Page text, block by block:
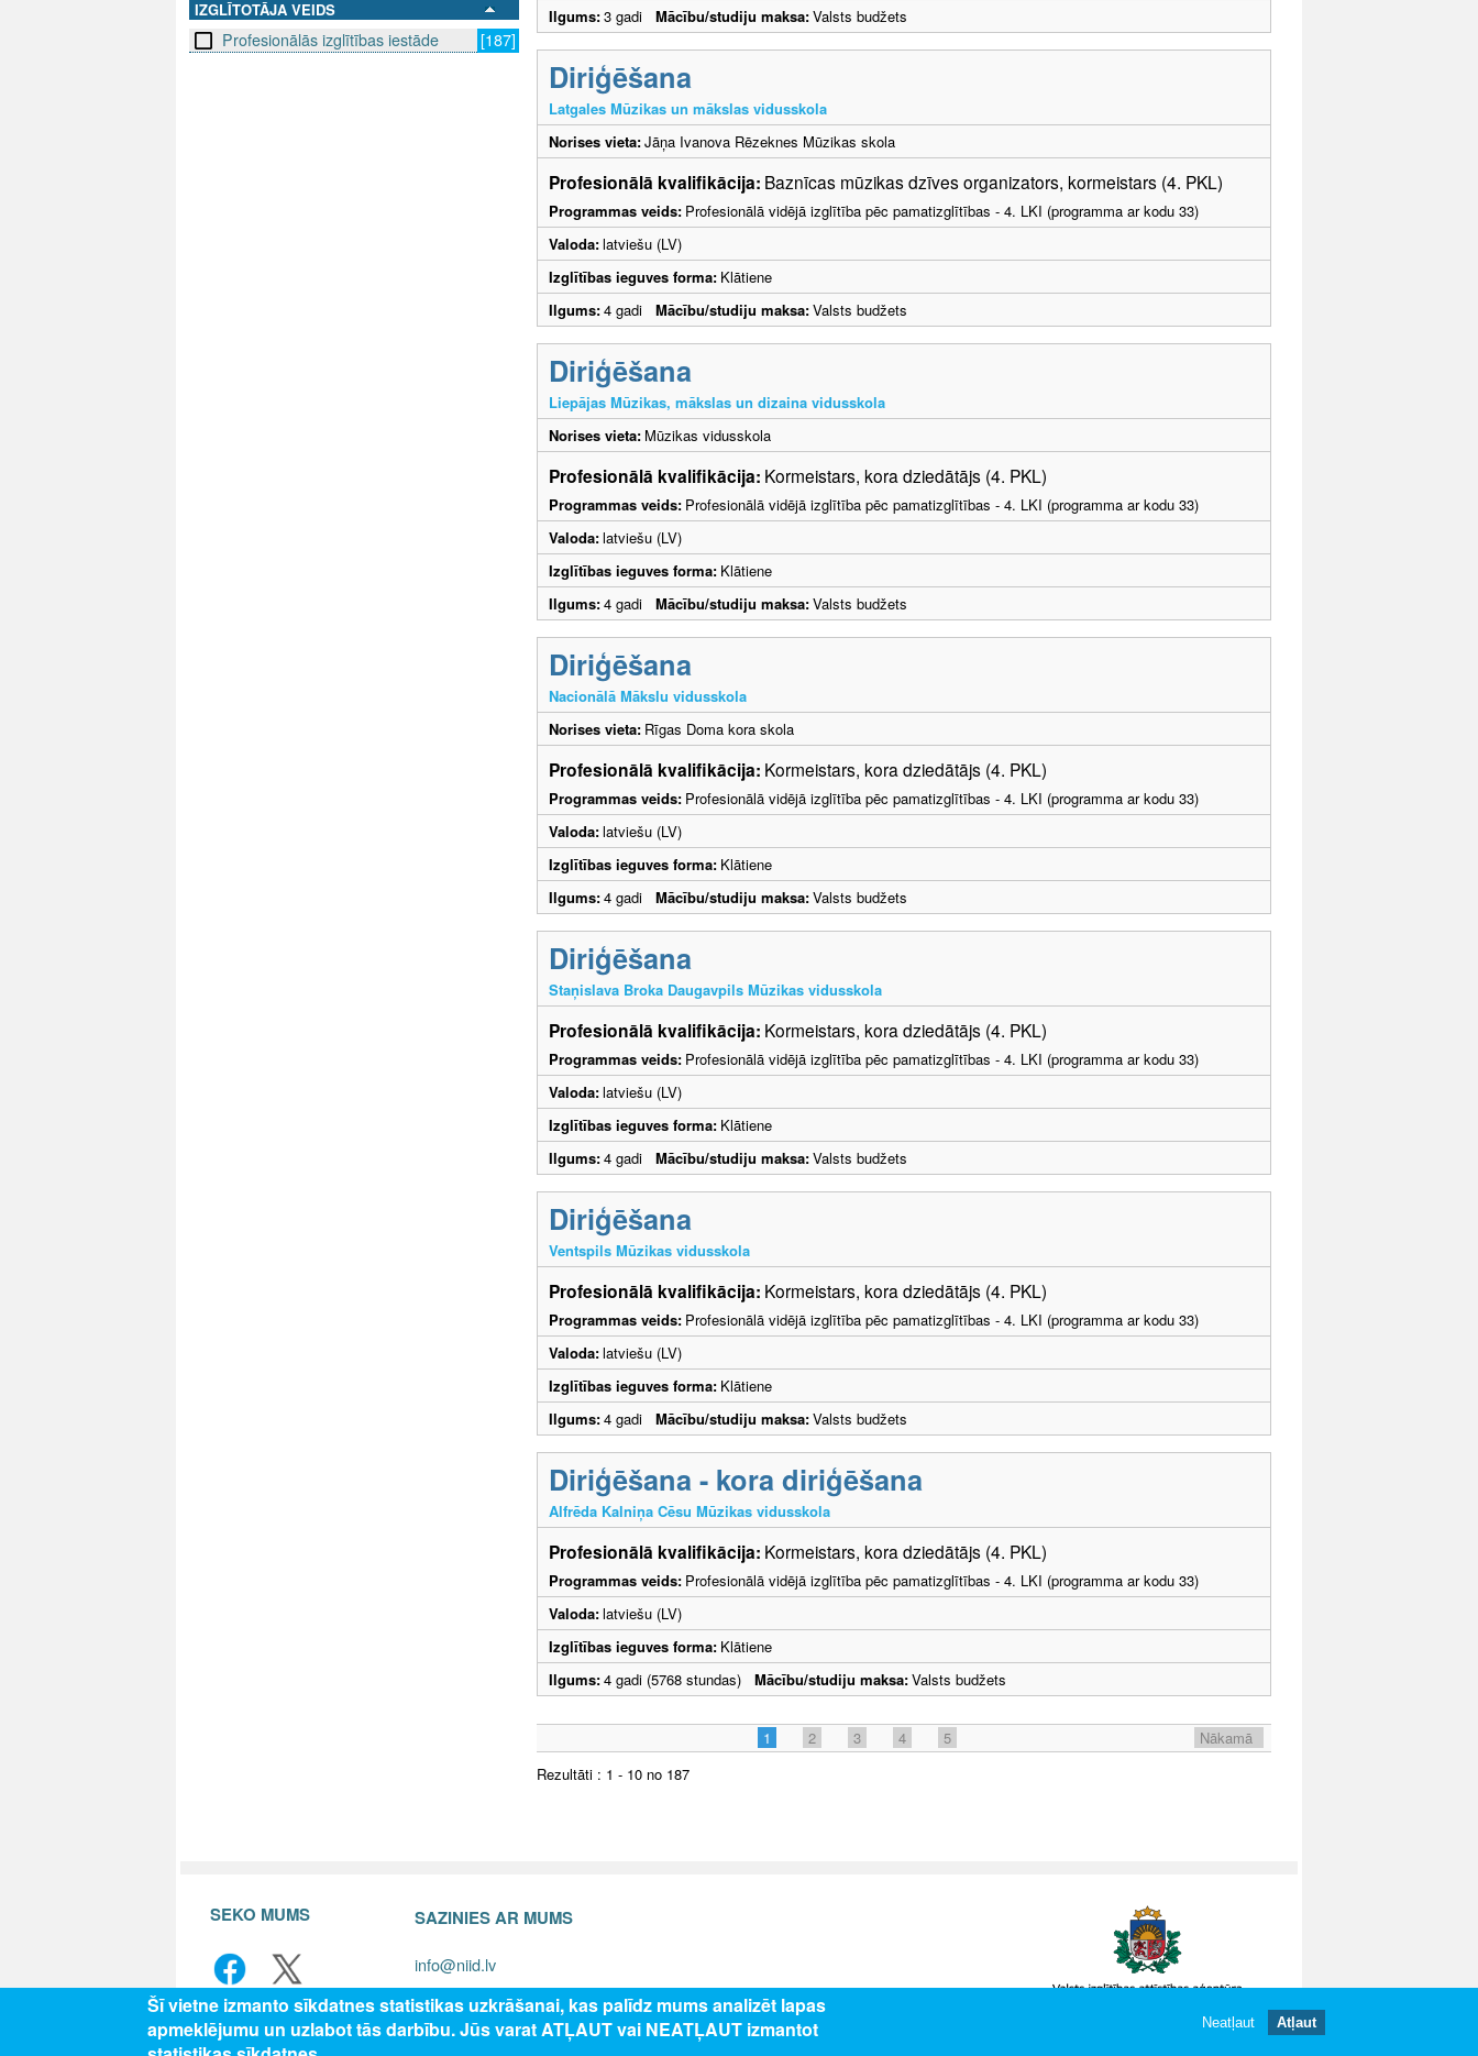
IZGLĪTOTĀJA VEIDS
Profesionālās izglītības iestāde [187]
Ilgums:3 gadi Mācību/studiju maksa:Valsts budžets
Diriģēšana
Latgales Mūzikas un mākslas vidusskola
Norises vieta:Jāņa Ivanova Rēzeknes Mūzikas skola
Profesionālā kvalifikācija: Baznīcas mūzikas dzīves organizators, kormeistars (4. PKL)
Programmas veids: Profesionālā vidējā izglītība pēc pamatizglītības - 4. LKI (programma ar kodu 33)
Valoda:latviešu (LV)
Izglītības ieguves forma: Klātiene
Ilgums:4 gadi Mācību/studiju maksa:Valsts budžets
Diriģēšana
Liepājas Mūzikas, mākslas un dizaina vidusskola
Norises vieta: Mūzikas vidusskola
Profesionālā kvalifikācija: Kormeistars, kora dziedātājs (4. PKL)
Programmas veids: Profesionālā vidējā izglītība pēc pamatizglītības - 4. LKI (programma ar kodu 33)
Valoda:latviešu (LV)
Izglītības ieguves forma: Klātiene
Ilgums:4 gadi Mācību/studiju maksa:Valsts budžets
Diriģēšana
Nacionālā Mākslu vidusskola
Norises vieta: Rīgas Doma kora skola
Profesionālā kvalifikācija: Kormeistars, kora dziedātājs (4. PKL)
Programmas veids: Profesionālā vidējā izglītība pēc pamatizglītības - 4. LKI (programma ar kodu 33)
Valoda:latviešu (LV)
Izglītības ieguves forma: Klātiene
Ilgums:4 gadi Mācību/studiju maksa:Valsts budžets
Diriģēšana
Staņislava Broka Daugavpils Mūzikas vidusskola
Profesionālā kvalifikācija: Kormeistars, kora dziedātājs (4. PKL)
Programmas veids: Profesionālā vidējā izglītība pēc pamatizglītības - 4. LKI (programma ar kodu 33)
Valoda:latviešu (LV)
Izglītības ieguves forma: Klātiene
Ilgums:4 gadi Mācību/studiju maksa:Valsts budžets
Diriģēšana
Ventspils Mūzikas vidusskola
Profesionālā kvalifikācija: Kormeistars, kora dziedātājs (4. PKL)
Programmas veids: Profesionālā vidējā izglītība pēc pamatizglītības - 4. LKI (programma ar kodu 33)
Valoda:latviešu (LV)
Izglītības ieguves forma: Klātiene
Ilgums:4 gadi Mācību/studiju maksa:Valsts budžets
Diriģēšana - kora diriģēšana
Alfrēda Kalniņa Cēsu Mūzikas vidusskola
Profesionālā kvalifikācija: Kormeistars, kora dziedātājs (4. PKL)
Programmas veids: Profesionālā vidējā izglītība pēc pamatizglītības - 4. LKI (programma ar kodu 33)
Valoda:latviešu (LV)
Izglītības ieguves forma: Klātiene
Ilgums:4 gadi (5768 stundas) Mācību/studiju maksa:Valsts budžets
1 2 3 4 5
Nākamā
Rezultāti : 1 - 10 no 187
SEKO MUMS SAZINIES AR MUMS
info@niid.lv
Šī vietne izmanto sīkdatnes statistikas uzkrāšanai, kas palīdz mums analizēt lapas
apmeklējumu un uzlabot tās darbību. Jūs varat ATĻAUT vai NEATĻAUT izmantot
Neatļaut Atļaut